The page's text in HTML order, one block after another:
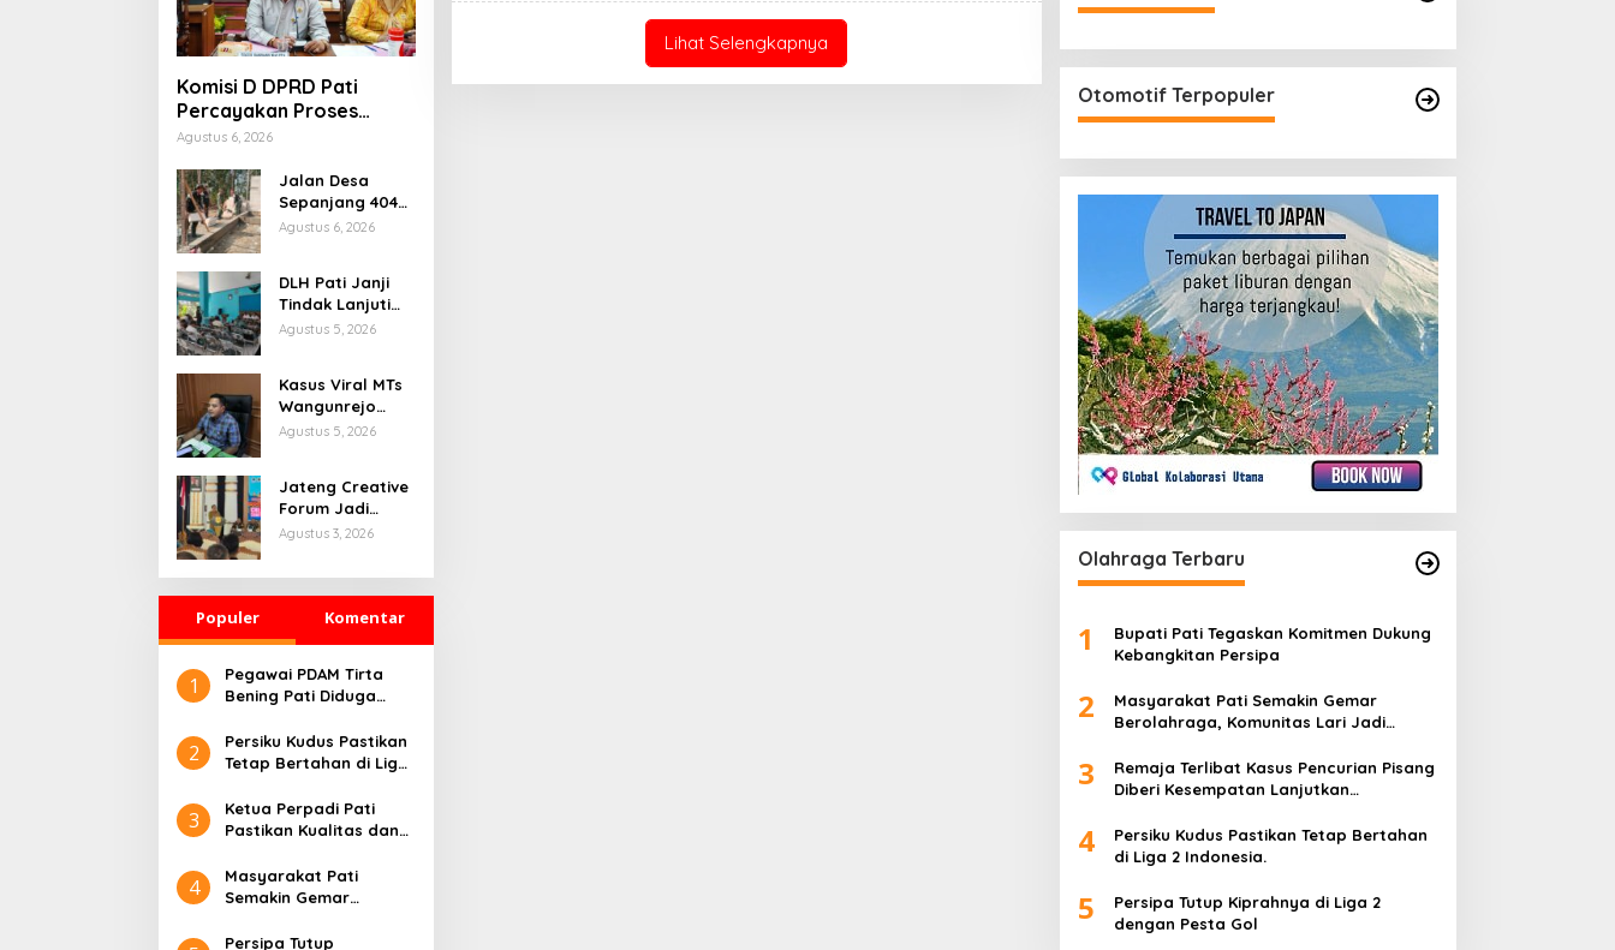
Komisi D DPRD Pati
Percayakan Proses
Hukum Kasus MTs
Polisi
Agustus 6, 2026
Jalan Desa
Sepanjang 404
Meter Rampung,
Segera Rasakan
Manfaat
Agustus 6, 2026
DLH Pati Janji
Tindak Lanjuti
Keluhan Warga
Agustus 5, 2026
Kasus Viral MTs
Wangunrejo
Masuk Tahap
Alat Bukti
Agustus 5, 2026
Jateng Creative
Forum Jadi
Ajang Pati
Ekonomi Kreatif
Agustus 3, 2026
Populer Komentar
1
Pegawai PDAM Tirta
Bening Pati Diduga
Palsu, Lima Korban
Rugi Ratusan Juta
2
Persiku Kudus Pastikan
Tetap Bertahan di Liga
3
Ketua Perpadi Pati
Pastikan Kualitas dan
Jelang Lebaran
4
Masyarakat Pati
Semakin Gemar
Komunitas Lari Jadi
Persipa Tutup
Lihat Selengkapnya
Otomotif Terpopuler
Olahraga Terbaru
1
Bupati Pati Tegaskan Komitmen Dukung
Kebangkitan Persipa
2
Masyarakat Pati Semakin Gemar
Berolahraga, Komunitas Lari Jadi
3
Remaja Terlibat Kasus Pencurian Pisang
Diberi Kesempatan Lanjutkan
4
Persiku Kudus Pastikan Tetap Bertahan
di Liga 2 Indonesia.
5
Persipa Tutup Kiprahnya di Liga 2
dengan Pesta Gol